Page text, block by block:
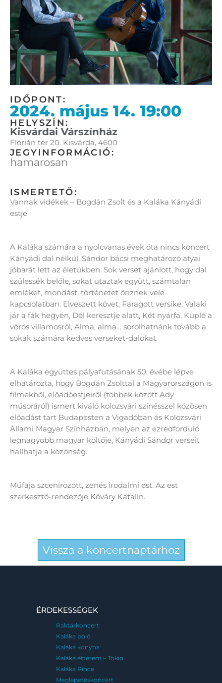
IDŐPONT:
2024. május 14. 19:00
HELYSZÍN:
Kisvárdai Várszínház
Flórián tér 20. Kisvárda, 4600
JEGYINFORMÁCIÓ:
hamarosan
ISMERTETŐ:
Vannak vidékek – Bogdán Zsolt és a Kaláka Kányádi
estje
A Kaláka számára a nyolcvanas évek óta nincs koncert
Kányádi dal nélkül. Sándor bácsi meghatározó atyai
jóbarát lett az életükben. Sok verset ajánlott, hogy dal
szülessék belőle, sokat utaztak együtt, számtalan
emléket, mondást, történetet őriznek vele
kapcsolatban. Elveszett követ, Faragott versike, Valaki
jár a fák hegyén, Dél keresztje alatt, Két nyárfa, Kuplé a
vörös villamosról, Alma, alma… sorolhatnánk tovább a
sokak számára kedves verseket-dalokat.
A Kaláka együttes pályafutásának 50. évébe lépve
elhatározta, hogy Bogdán Zsolttal a Magyarországon is
filmekből, előadóestjeiről (többek között Ady
műsoráról) ismert kiváló kolozsvári színésszel közösen
előadást tart Budapesten a Vigadóban és Kolozsvári
Állami Magyar Színházban, melyen az ezredforduló
legnagyobb magyar költője, Kányádi Sándor verseit
hallhatja a közönség.
Műfaja szcenírozott, zenés irodalmi est. Az est
szerkesztő-rendezője Kőváry Katalin.
Vissza a koncertnaptárhoz
ÉRDEKESSÉGEK
Raktárkoncert
Kaláka póló
Kaláka konyha
Kaláka étterem – Tokio
Kaláka Pince
Meglepetéskoncert